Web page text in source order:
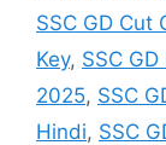
SSC GD Cut
Key, SSC
2025, SSC
Hindi, SSC